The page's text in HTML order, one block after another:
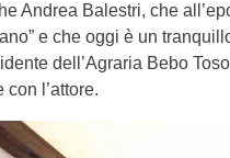
Andrea Balestri, che
e che oggi è un
dell’Agraria Bebo
l’attore.